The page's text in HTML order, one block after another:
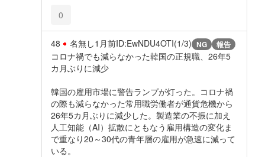
0
48 名無し1月前ID:EwNDU4OTI(1/3) NG 報告
コロナ禍でも減らなかった韓国の正規職、26年5
カ月ぶりに減少
韓国の雇用市場に警告ランプが灯った。コロナ禍
の際も減らなかった常用職労働者が通貨危機から
26年5カ月ぶりに減少した。製造業の不振に加え
人工知能（AI）拡散にともなう雇用構造の変化ま
で重なり20～30代の青年層の雇用が急速に減って
いる。